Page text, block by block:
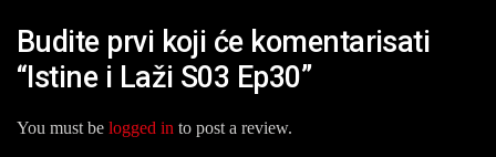
Budite prvi koji će komentarisati
“Istine i Laži S03 Ep30”
You must be logged in to post a review.